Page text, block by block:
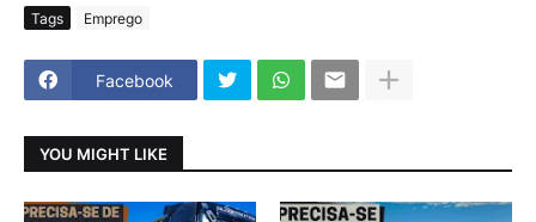
Tags Emprego
Facebook
YOU MIGHT LIKE